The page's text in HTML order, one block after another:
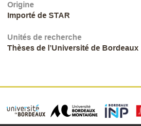
Origine
Importé de STAR
Unités de recherche
Thèses de l’Université de Bordeaux